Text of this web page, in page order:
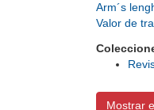
Arm´s
Valor de
Mostrar